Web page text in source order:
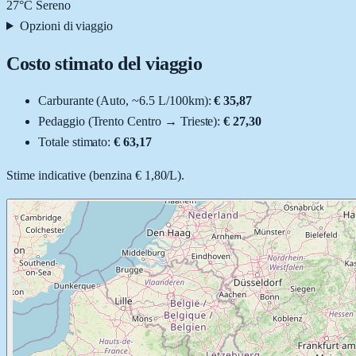
27°C Sereno
Opzioni di viaggio
Costo stimato del viaggio
Carburante (Auto, ~6.5 L/100km): € 35,87
Pedaggio (Trento Centro→ Trieste): € 27,30
Totale stimato:€ 63,17
Stime indicative (benzina € 1,80/L).